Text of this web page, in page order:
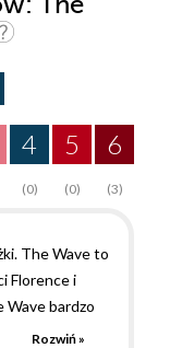
6
(3)
5
(0)
4
(0)
The Wave to
Florence i
Wave bardzo
które
Rozwiń »